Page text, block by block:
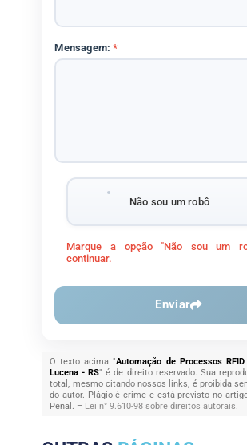
Mensagem:*
Não sou um robô
Marque a opção "Não sou um
continuar.
Enviar
O texto acima "Automação de Processos
Lucena - RS" é de direito reservado. Sua
total, mesmo citando nossos links, é proibida
do autor. Plágio é crime e está previsto no
Penal. – Lei n° 9.610-98 sobre direitos autorais.